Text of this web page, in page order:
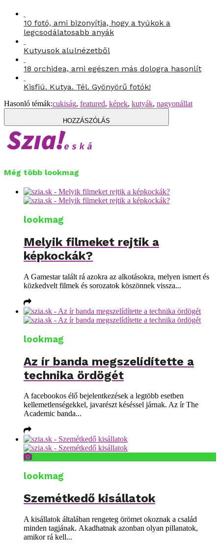
10 fotó, ami bizonyítja, hogy a tyúkok a
legcsodálatosabb anyák
Kutyusok alulnézetből
18 orchidea, ami egészen más dologra hasonlít
Kisfiú. Kutya. Tél. Gyönyörű fotók!
Hasonló témák:cukiság, featured, képek, kutyák, nagyonállat
HOZZÁSZÓLÁS
Még több lookmag
lookmag
Melyik filmeket rejtik a
képkockák?
A Gamestar talált rá azokra az alkotásokra, melyen ismert és
közkedvelt filmek és sorozatok köszönnek vissza...
lookmag
Az ír banda megszelídítette a
technika ördögét
A facebookos élő bejelentkezések a legtöbb esetben
kellemetlenségekkel, javarészt késéssel járnak. Az ír The
Academic banda...
lookmag
Szemétkedő kisállatok
A kisállatok általában rengeteg örömet okoznak a család
minden tagjának. Akadhatnak azonban olyan pillanatok,
amikor rá kell...